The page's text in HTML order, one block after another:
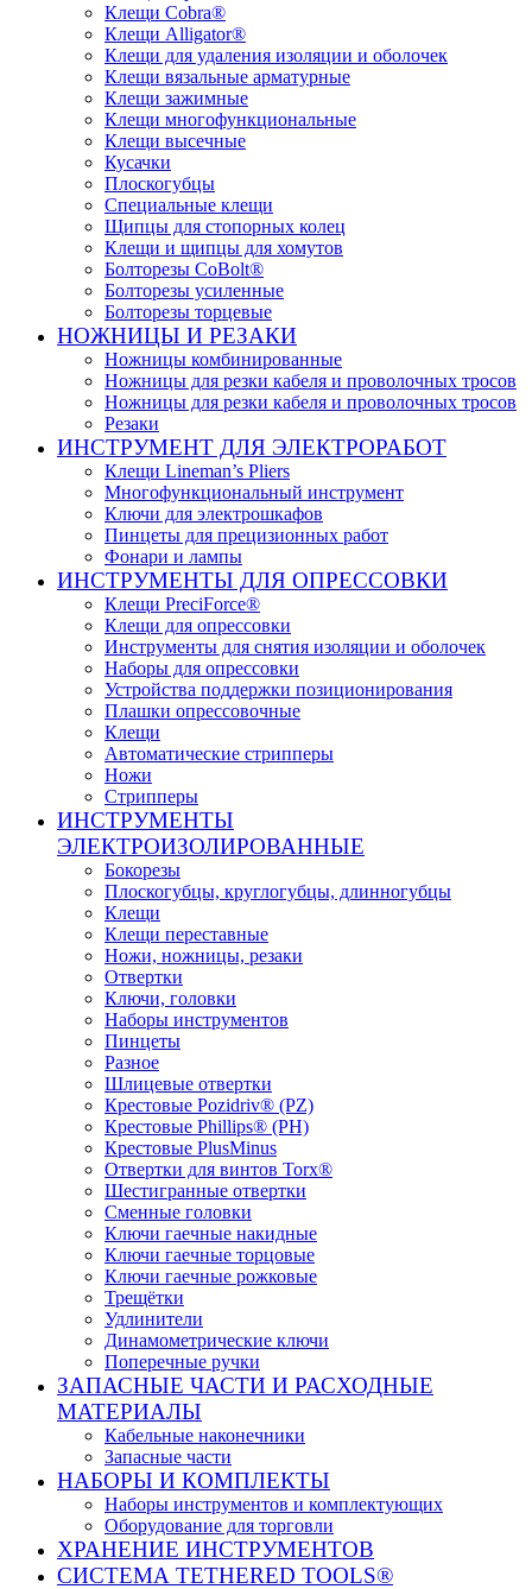
Клещи Cobra®
Клещи Alligator®
Клещи для удаления изоляции и оболочек
Клещи вязальные арматурные
Клещи зажимные
Клещи многофункциональные
Клещи высечные
Кусачки
Плоскогубцы
Специальные клещи
Щипцы для стопорных колец
Клещи и щипцы для хомутов
Болторезы CoBolt®
Болторезы усиленные
Болторезы торцевые
НОЖНИЦЫ И РЕЗАКИ
Ножницы комбинированные
Ножницы для резки кабеля и проволочных тросов
Ножницы для резки кабеля и проволочных тросов
Резаки
ИНСТРУМЕНТ ДЛЯ ЭЛЕКТРОРАБОТ
Клещи Lineman’s Pliers
Многофункциональный инструмент
Ключи для электрошкафов
Пинцеты для прецизионных работ
Фонари и лампы
ИНСТРУМЕНТЫ ДЛЯ ОПРЕССОВКИ
Клещи PreciForce®
Клещи для опрессовки
Инструменты для снятия изоляции и оболочек
Наборы для опрессовки
Устройства поддержки позиционирования
Плашки опрессовочные
Клещи
Автоматические стрипперы
Ножи
Стрипперы
ИНСТРУМЕНТЫ
ЭЛЕКТРОИЗОЛИРОВАННЫЕ
Бокорезы
Плоскогубцы, круглогубцы, длинногубцы
Клещи
Клещи переставные
Ножи, ножницы, резаки
Отвертки
Ключи, головки
Наборы инструментов
Пинцеты
Разное
Шлицевые отвертки
Крестовые Pozidriv® (PZ)
Крестовые Phillips® (PH)
Крестовые PlusMinus
Отвертки для винтов Torx®
Шестигранные отвертки
Сменные головки
Ключи гаечные накидные
Ключи гаечные торцовые
Ключи гаечные рожковые
Трещётки
Удлинители
Динамометрические ключи
Поперечные ручки
ЗАПАСНЫЕ ЧАСТИ И РАСХОДНЫЕ
МАТЕРИАЛЫ
Кабельные наконечники
Запасные части
НАБОРЫ И КОМПЛЕКТЫ
Наборы инструментов и комплектующих
Оборудование для торговли
ХРАНЕНИЕ ИНС­ТРУ­МЕН­ТОВ
СИСТЕМА TETHERED TOOLS®